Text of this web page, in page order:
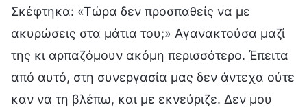
Σκέφτηκα: «Τώρα δεν προσπαθείς να με
ακυρώσεις στα μάτια του;» Αγανακτούσα μαζί
της κι αρπαζόμουν ακόμη περισσότερο. Έπειτα
από αυτό, στη συνεργασία μας δεν άντεχα ούτε
καν να τη βλέπω, και με εκνεύριζε. Δεν μου